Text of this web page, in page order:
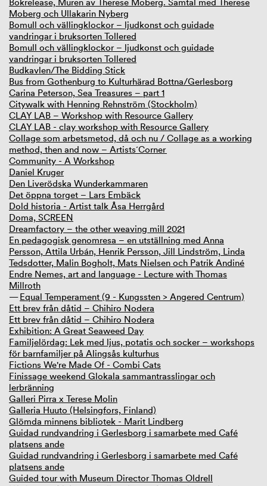
Moberg och Ullakarin Nyberg
Bomull och vällingklockor – ljudkonst och guidade
vandringar i bruksorten Tollered
Bomull och vällingklockor – ljudkonst och guidade
vandringar i bruksorten Tollered
Budkavlen/The Bidding Stick
Bus from Gothenburg to Kulturhärad Bottna/Gerlesborg
Carina Peterson, Sea Treasures – part 1
Citywalk with Henning Rehnström (Stockholm)
CLAY LAB – Workshop with Resource Gallery
CLAY LAB - clay workshop with Resource Gallery
Collage som arbetsmetod, då och nu / Collage as a working
method, then and now – Artists´Corner
Community - A Workshop
Daniel Kruger
Den Liverödska Wunderkammaren
Det öppna torget – Lars Embäck
Dold historia - Artist talk Åsa Herrgård
Doma, SCREEN
Dreamfactory – the other weaving mill 2021
En pedagogisk genomresa – en utställning med Anna
Persson, Attila Urbán, Henrik Persson, Jill Lindström, Linda
Tedsdotter, Malin Bogholt, Mats Nielsen och Patrik Andiné
Endre Nemes, art and language - Lecture with Thomas
Millroth
Equal Temperament (9 - Kungssten > Angered Centrum)
Ett brev från dåtid – Chihiro Nodera
Ett brev från dåtid – Chihiro Nodera
Exhibition: A Great Seaweed Day
Familjelördag: Lek med ljus, potatis och socker – workshops
för barnfamiljer på Alingsås kulturhus
Fictions We're Made Of - Combi Cats
Finissage weekend Glokala sammantrasslingar och
lerbränning
Galleri Pirra x Terese Molin
Galleria Huuto (Helsingfors, Finland)
Glömda minnens bibliotek - Marit Lindberg
Guidad rundvandring i Gerlesborg i samarbete med Café
platsens ande
Guidad rundvandring i Gerlesborg i samarbete med Café
platsens ande
Guided tour with Museum Director Thomas Oldrell